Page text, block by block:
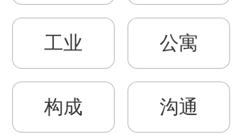
工业 公寓
构成 沟通